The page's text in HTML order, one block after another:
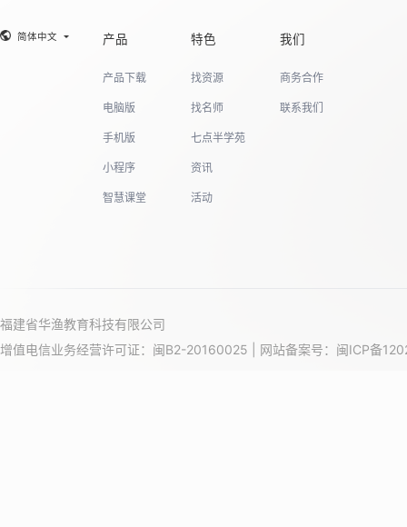
简体中文 产品
产品下载
电脑版
手机版
小程序
智慧课堂
特色
找资源
找名师
七点半学苑
资讯
活动
我们
商务合作
联系我们
福建省华渔教育科技有限公司
增值电信业务经营许可证：闽B2-20160025 | 网站备案号： 闽ICP备